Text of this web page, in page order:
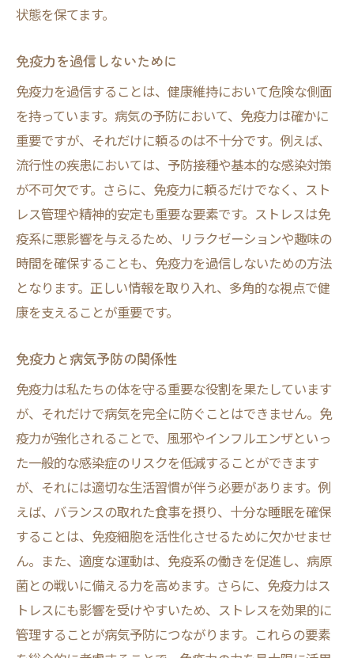
状態を保てます。
免疫力を過信しないために
免疫力を過信することは、健康維持において危険な側面
を持っています。病気の予防において、免疫力は確かに
重要ですが、それだけに頼るのは不十分です。例えば、
流行性の疾患においては、予防接種や基本的な感染対策
が不可欠です。さらに、免疫力に頼るだけでなく、スト
レス管理や精神的安定も重要な要素です。ストレスは免
疫系に悪影響を与えるため、リラクゼーションや趣味の
時間を確保することも、免疫力を過信しないための方法
となります。正しい情報を取り入れ、多角的な視点で健
康を支えることが重要です。
免疫力と病気予防の関係性
免疫力は私たちの体を守る重要な役割を果たしています
が、それだけで病気を完全に防ぐことはできません。免
疫力が強化されることで、風邪やインフルエンザといっ
た一般的な感染症のリスクを低減することができます
が、それには適切な生活習慣が伴う必要があります。例
えば、バランスの取れた食事を摂り、十分な睡眠を確保
することは、免疫細胞を活性化させるために欠かせませ
ん。また、適度な運動は、免疫系の働きを促進し、病原
菌との戦いに備える力を高めます。さらに、免疫力はス
トレスにも影響を受けやすいため、ストレスを効果的に
管理することが病気予防につながります。これらの要素